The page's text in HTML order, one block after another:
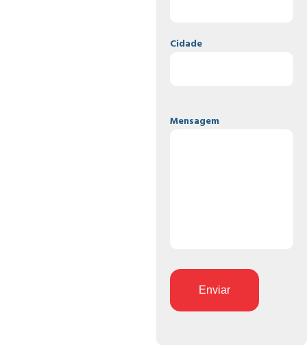
Cidade
Mensagem
Enviar